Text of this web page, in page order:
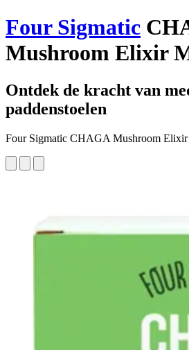
Four Sigmatic
Mushroom Elixir
Ontdek de kracht van
paddenstoelen
Four Sigmatic CHAGA Mushroom